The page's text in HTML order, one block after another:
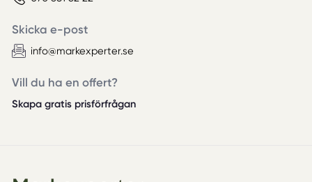
Skicka e-post
info@markexperter.se
Vill du ha en offert?
Skapa gratis prisförfrågan